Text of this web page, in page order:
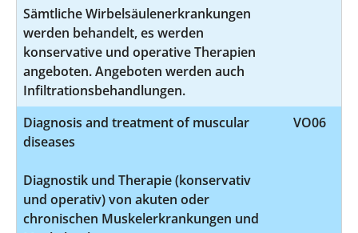
Sämtliche Wirbelsäulenerkrankungen
werden behandelt, es werden
konservative und operative Therapien
angeboten. Angeboten werden auch
Infiltrationsbehandlungen.
Diagnosis and treatment of muscular
diseases
Diagnostik und Therapie (konservativ
und operativ) von akuten oder
chronischen Muskelerkrankungen und
VO06